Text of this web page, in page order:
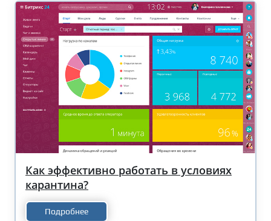
Как эффективно работать в условиях
карантина?
Подробнее